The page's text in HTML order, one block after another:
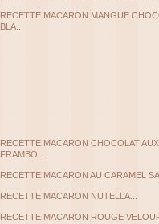
RECETTE MACARON MANGUE
BLA...
RECETTE MACARON CHOCOLAT AUX
FRAMBO...
RECETTE MACARON AU CARAMEL
RECETTE MACARON NUTELLA...
RECETTE MACARON ROUGE